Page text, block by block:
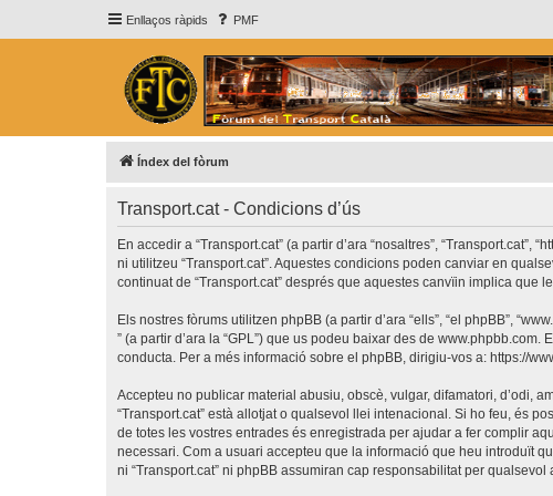
Enllaços ràpids PMF
Índex del fòrum
Transport.cat - Condicions d’ús
En accedir a “Transport.cat” (a partir d’ara “nosaltres”,
ni utilitzeu “Transport.cat”. Aquestes condicions poden canviar en
continuat de “Transport.cat” després que aquestes canvïin implica que
Els nostres fòrums utilitzen phpBB (a partir d’ara “ells”, “el phpBB”,
” (a partir d’ara la “GPL”) que us podeu baixar des de www.phpbb.com .
conducta. Per a més informació sobre el phpBB, dirigiu-vos a: https://
Accepteu no publicar material abusiu, obscè, vulgar, difamatori, d’odi,
“Transport.cat” està allotjat o qualsevol llei intenacional. Si ho feu, és
de totes les vostres entrades és enregistrada per ajudar a fer complir
necessari. Com a usuari accepteu que la informació que heu introduït
ni “Transport.cat” ni phpBB assumiran cap responsabilitat per